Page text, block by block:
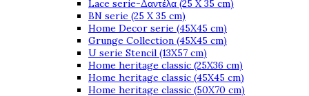
Lace serie-Δαντέλα (25 X 35 cm)
BN serie (25 X 35 cm)
Home Decor serie (45X45 cm)
Grunge Collection (45X45 cm)
U serie Stencil (13X57 cm)
Home heritage classic (25X36 cm)
Home heritage classic (45X45 cm)
Home heritage classic (50X70 cm)